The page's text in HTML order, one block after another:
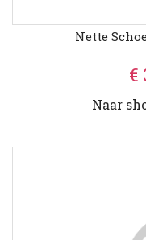
Nette
€
Naar